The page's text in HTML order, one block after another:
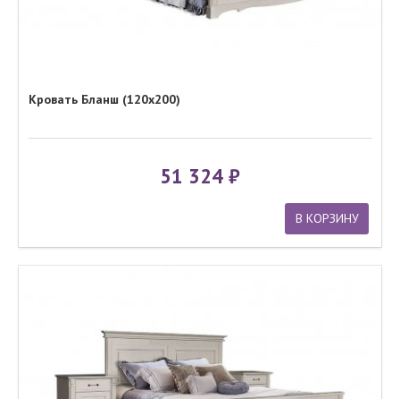
Кровать Бланш (120x200)
51 324
В КОРЗИНУ